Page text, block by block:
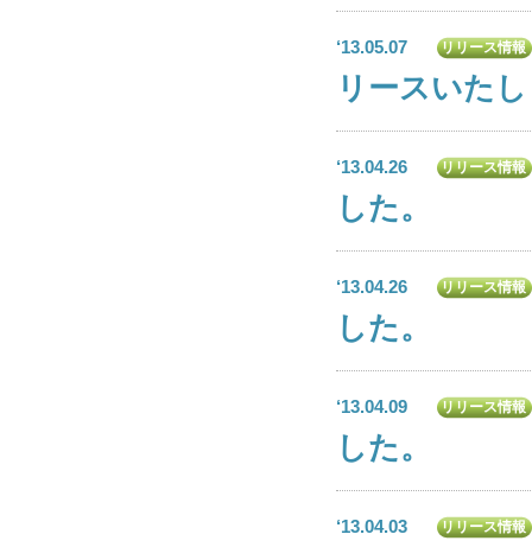
‘13.05.07 リリース情報
リースいた
‘13.04.26 リリース情報
した。
‘13.04.26 リリース情報
した。
‘13.04.09 リリース情報
した。
‘13.04.03 リリース情報